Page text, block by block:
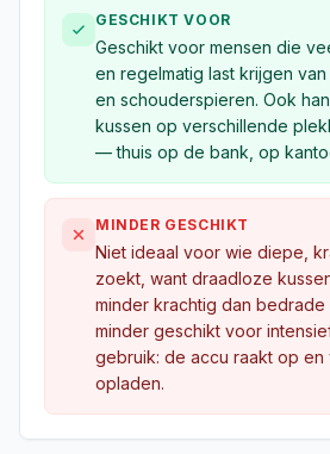
GESCHIKT VOOR
Geschikt voor mensen die
en regelmatig last krijgen
en schouderspieren. Ook
kussen op verschillende
— thuis op de bank, op
MINDER GESCHIKT
Niet ideaal voor wie diepe,
zoekt, want draadloze
minder krachtig dan bedrade
minder geschikt voor
gebruik: de accu raakt op en
opladen.